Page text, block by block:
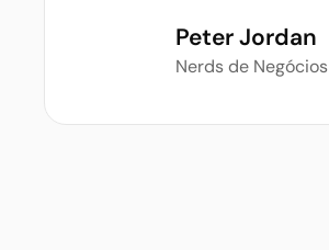
Peter Jordan
Nerds de Negócios